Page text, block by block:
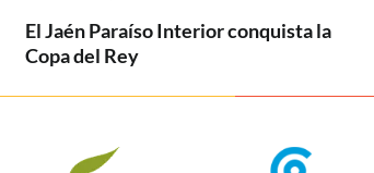
El Jaén Paraíso Interior conquista la
Copa del Rey